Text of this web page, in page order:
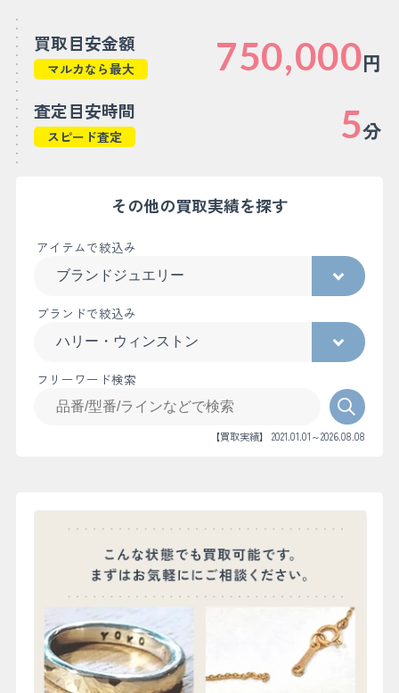
買取目安金額
マルカなら最大 750,000円
査定目安時間
スピード査定 5分
その他の買取実績を探す
アイテムで絞込み
ブランドで絞込み
フリーワード検索
【買取実績】 2021.01.01～2026.08.08